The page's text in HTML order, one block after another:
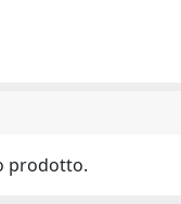
prodotto.